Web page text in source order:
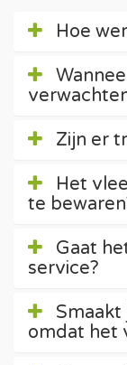
Hoe
Zijn er
Het
te
Gaat
service?
Smaakt
omdat het